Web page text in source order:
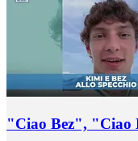
"Ciao Bez", "Ciao